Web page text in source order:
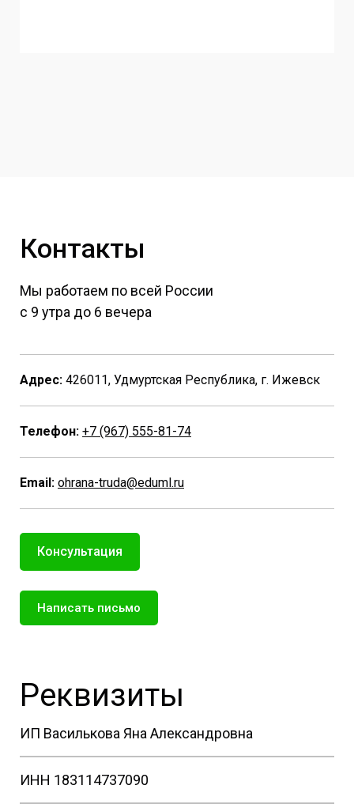
Контакты
Мы работаем по всей России
с 9 утра до 6 вечера
Адрес: 426011, Удмуртская Республика, г. Ижевск
Телефон: +7 (967) 555-81-74
Email: ohrana-truda@eduml.ru
Консультация
Написать письмо
Реквизиты
ИП Василькова Яна Александровна
ИНН 183114737090